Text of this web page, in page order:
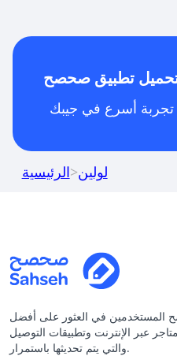
تطبيق صحصح
تجربة أسرع في جيبك
الرئيسية>لولين
المستخدمين في العثور على أفضل
عبر الإنترنت وتطبيقات التوصيل
والتي يتم تحديثها باستمرار.